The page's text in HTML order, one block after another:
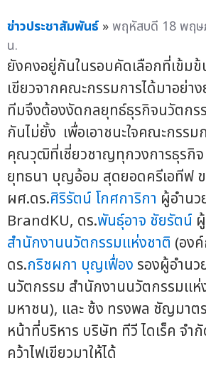
ข่าวประชาสัมพันธ์ »พฤหัสบดี 18 พฤษ
น.
ยังคงอยู่กันในรอบคัดเลือกที่เข้มข้
เขียวจากคณะกรรมการได้มาอย่า
ทีมจึงต้องงัดกลยุทธ์ธุรกิจนวัตกร
กันไม่ยั้ง เพื่อเอาชนะใจคณะกรร
คุณวุฒิที่เชี่ยวชาญทุกวงการธุรกิจ
ยุทธนา บุญอ้อม สุดยอดครีเอทีฟ
ผศ.ดร.ศิริรัตน์ โกศการิกา ผู้อำน
BrandKU, ดร.พันธุ์อาจ ชัยรัตน์
สำนักงานนวัตกรรมแห่งชาติ (อง
ดร.กริชผกา บุญเฟื่อง รองผู้อำนว
นวัตกรรม สำนักงานนวัตกรรมแห่
มหาชน), และ ซ้ง ทรงพล ชัญมาตร
หน้าที่บริหาร บริษัท ทีวี ไดเร็ค จำ
คว้าไฟเขียวมาให้ได้